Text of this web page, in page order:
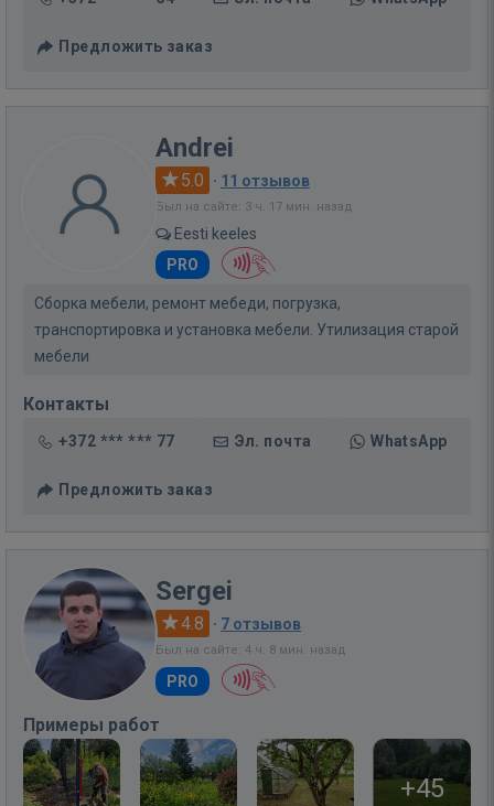
Предложить заказ
Andrei
5.0 · 11 отзывов
Был на сайте: 3 ч. 17 мин. назад
Eesti keeles
PRO
Сборка мебели, ремонт мебеди, погрузка,
транспортировка и установка мебели. Утилизация старой
мебели
Контакты
+372 *** *** 77 Эл. почта WhatsApp
Предложить заказ
Sergei
4.8 · 7 отзывов
Был на сайте: 4 ч. 8 мин. назад
PRO
Примеры работ
+45